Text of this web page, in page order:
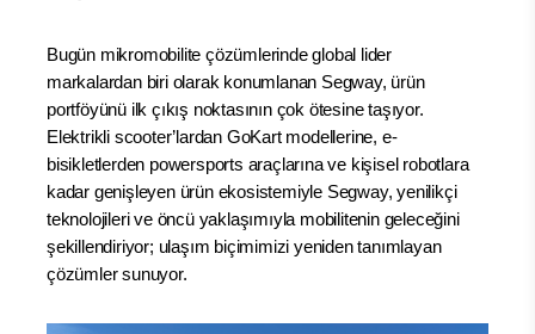
Bugün mikromobilite çözümlerinde global lider
markalardan biri olarak konumlanan Segway, ürün
portföyünü ilk çıkış noktasının çok ötesine taşıyor.
Elektrikli scooter’lardan GoKart modellerine, e-
bisikletlerden powersports araçlarına ve kişisel robotlara
kadar genişleyen ürün ekosistemiyle Segway, yenilikçi
teknolojileri ve öncü yaklaşımıyla mobilitenin geleceğini
şekillendiriyor; ulaşım biçimimizi yeniden tanımlayan
çözümler sunuyor.